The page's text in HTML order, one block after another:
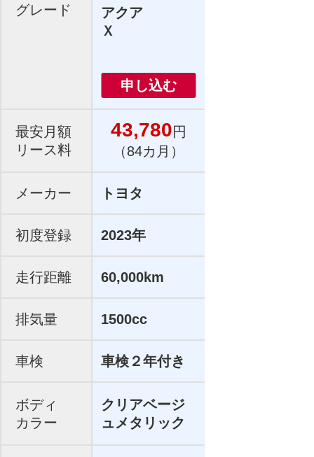
グレード
アクア
Ｘ
申し込む
最安月額
リース料
43,780円
（84カ月）
メーカー トヨタ
初度登録 2023年
走行距離 60,000km
排気量 1500cc
車検 車検２年付き
ボディ
カラー
クリアベージ
ュメタリック